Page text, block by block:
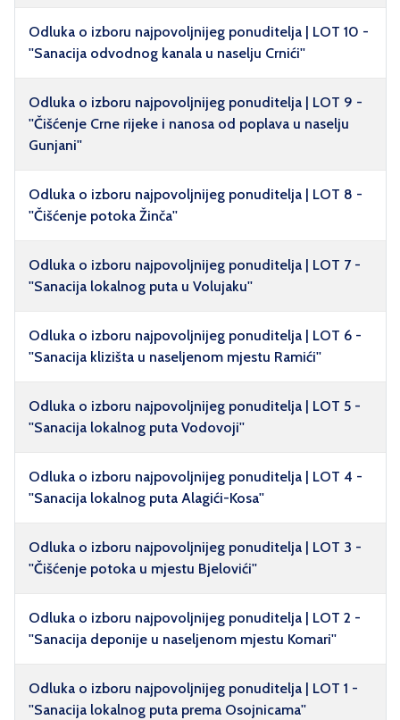
Odluka o izboru najpovoljnijeg ponuditelja | LOT 10 -
''Sanacija odvodnog kanala u naselju Crnići''
Odluka o izboru najpovoljnijeg ponuditelja | LOT 9 -
''Čišćenje Crne rijeke i nanosa od poplava u naselju
Gunjani''
Odluka o izboru najpovoljnijeg ponuditelja | LOT 8 -
''Čišćenje potoka Žinča''
Odluka o izboru najpovoljnijeg ponuditelja | LOT 7 -
''Sanacija lokalnog puta u Volujaku''
Odluka o izboru najpovoljnijeg ponuditelja | LOT 6 -
''Sanacija klizišta u naseljenom mjestu Ramići''
Odluka o izboru najpovoljnijeg ponuditelja | LOT 5 -
''Sanacija lokalnog puta Vodovoji''
Odluka o izboru najpovoljnijeg ponuditelja | LOT 4 -
''Sanacija lokalnog puta Alagići-Kosa''
Odluka o izboru najpovoljnijeg ponuditelja | LOT 3 -
''Čišćenje potoka u mjestu Bjelovići''
Odluka o izboru najpovoljnijeg ponuditelja | LOT 2 -
''Sanacija deponije u naseljenom mjestu Komari''
Odluka o izboru najpovoljnijeg ponuditelja | LOT 1 -
''Sanacija lokalnog puta prema Osojnicama''